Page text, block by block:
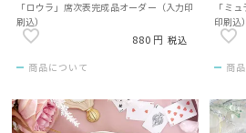
「ロウラ」席次表完成品オーダー（入力印
刷込）
880 税込
商品について
「ミ
印刷込）
商